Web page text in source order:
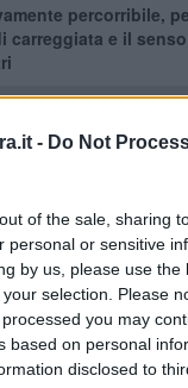
- Do Not
of the sale, sharing
personal or sensitive
by us, please use the
selection. Please
you may
based on personal
disclosed to
percorribile,
carreggiata e il
venerdì 12 Luglio,
ha annunciato il sindaco
la conclusione dei
porta San Felice
la
le previsioni, sono
così la sicurezza - ha